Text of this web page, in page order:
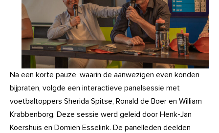
Na een korte pauze, waarin de aanwezigen even konden
bijpraten, volgde een interactieve panelsessie met
voetbaltoppers Sherida Spitse, Ronald de Boer en William
Krabbenborg. Deze sessie werd geleid door Henk-Jan
Koershuis en Domien Esselink. De panelleden deelden